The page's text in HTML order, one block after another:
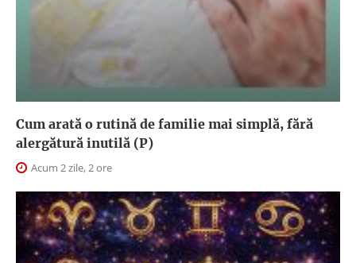
Cum arată o rutină de familie mai simplă, fără
alergătură inutilă (P)
Acum 2 zile, 2 ore